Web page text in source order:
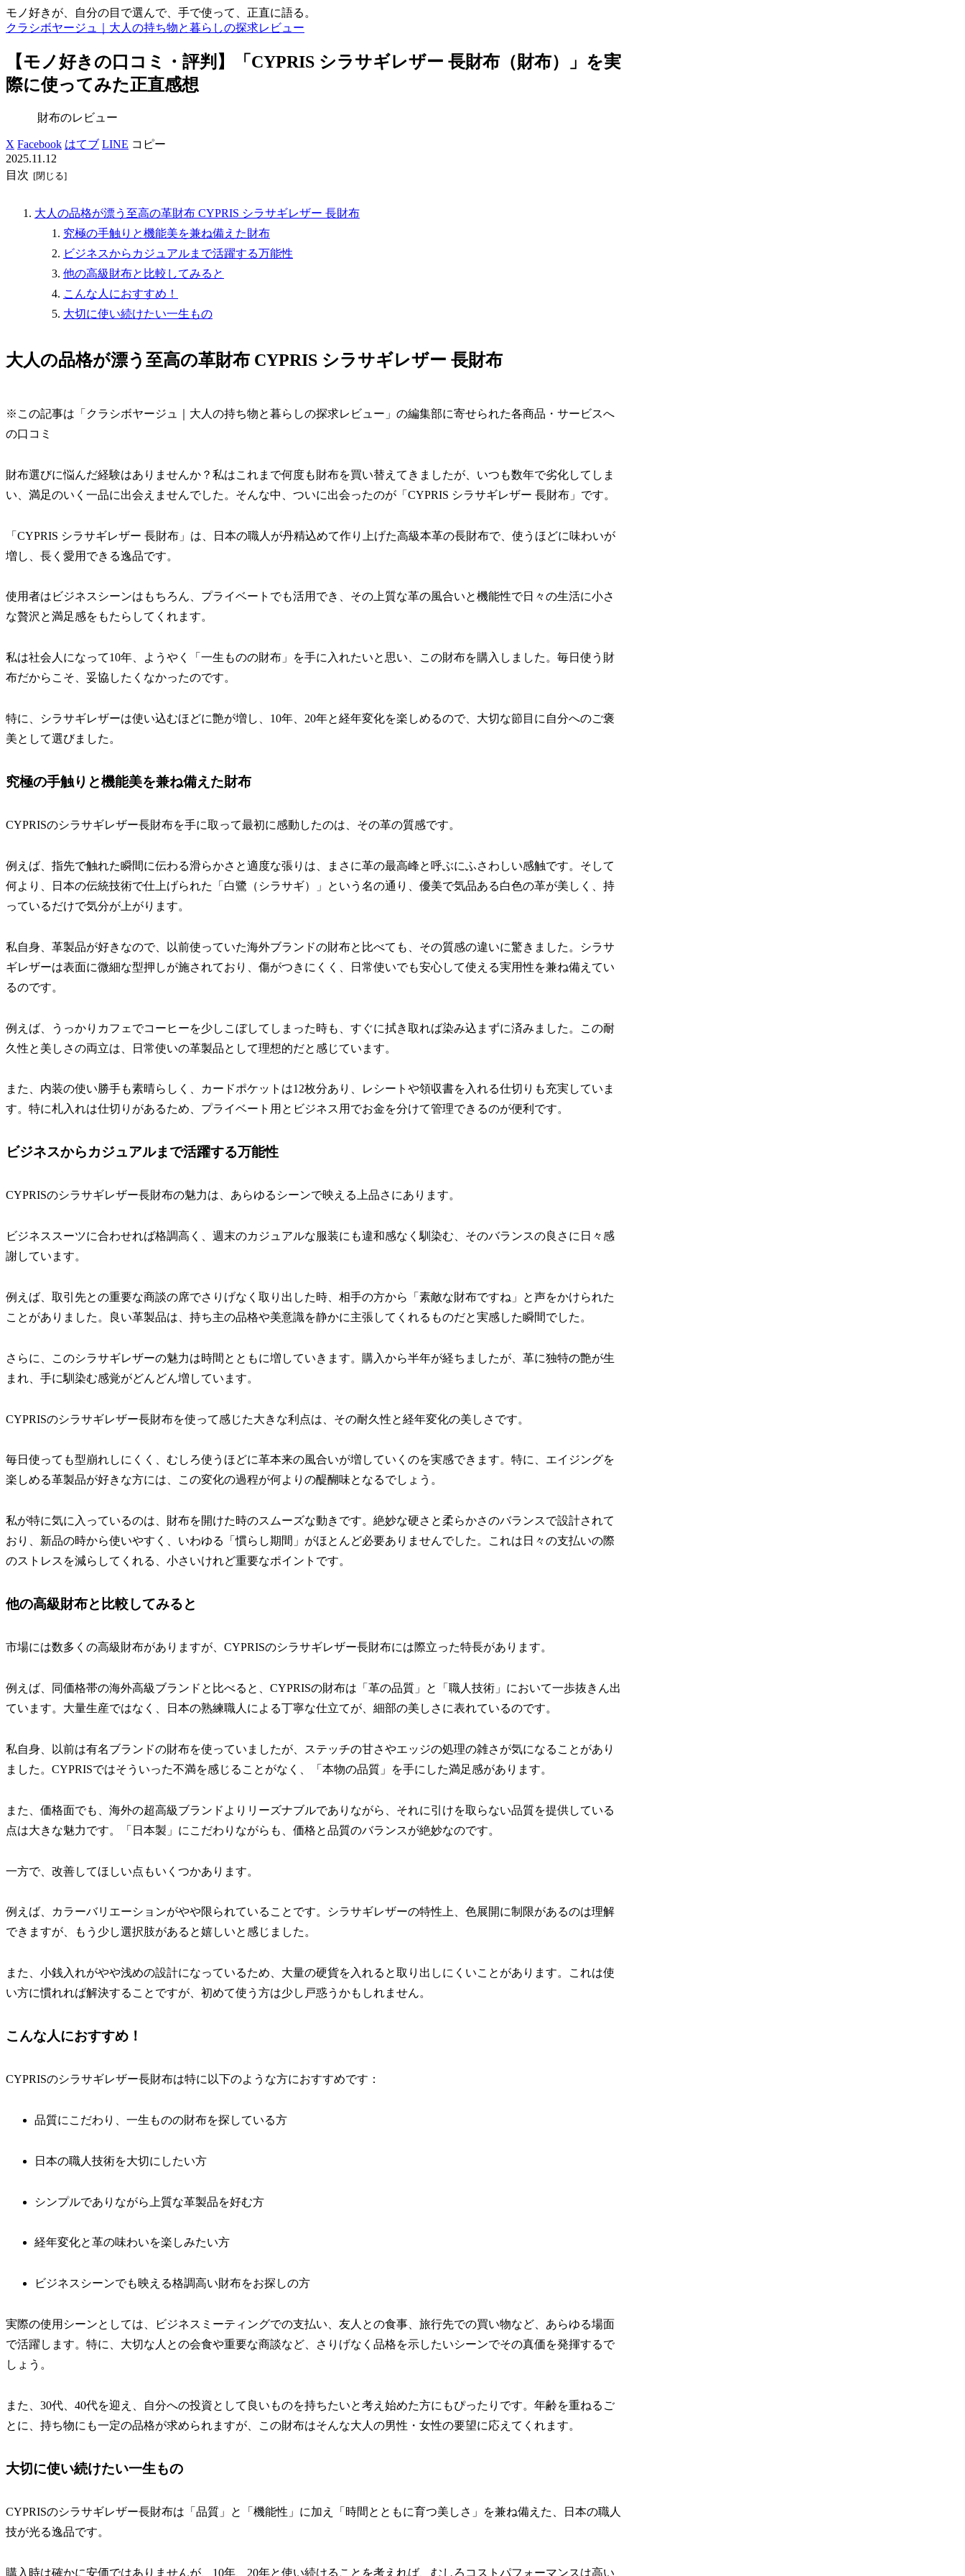
モノ好きが、自分の目で選んで、手で使って、正直に語る。
クラシボヤージュ｜大人の持ち物と暮らしの探求レビュー
【モノ好きの口コミ・評判】「CYPRIS シラサギレザー 長財布（財布）」を実
際に使ってみた正直感想
財布のレビュー
X Facebook はてブ LINE コピー
2025.11.12
目次
大人の品格が漂う至高の革財布 CYPRIS シラサギレザー 長財布
究極の手触りと機能美を兼ね備えた財布
ビジネスからカジュアルまで活躍する万能性
他の高級財布と比較してみると
こんな人におすすめ！
大切に使い続けたい一生もの
大人の品格が漂う至高の革財布 CYPRIS シラサギレザー 長財布
※この記事は「クラシボヤージュ｜大人の持ち物と暮らしの探求レビュー」の編集部に寄せられた各商品・サービスへ
の口コミ
財布選びに悩んだ経験はありませんか？私はこれまで何度も財布を買い替えてきましたが、いつも数年で劣化してしま
い、満足のいく一品に出会えませんでした。そんな中、ついに出会ったのが「CYPRIS シラサギレザー 長財布」です。
「CYPRIS シラサギレザー 長財布」は、日本の職人が丹精込めて作り上げた高級本革の長財布で、使うほどに味わいが
増し、長く愛用できる逸品です。
使用者はビジネスシーンはもちろん、プライベートでも活用でき、その上質な革の風合いと機能性で日々の生活に小さ
な贅沢と満足感をもたらしてくれます。
私は社会人になって10年、ようやく「一生ものの財布」を手に入れたいと思い、この財布を購入しました。毎日使う財
布だからこそ、妥協したくなかったのです。
特に、シラサギレザーは使い込むほどに艶が増し、10年、20年と経年変化を楽しめるので、大切な節目に自分へのご褒
美として選びました。
究極の手触りと機能美を兼ね備えた財布
CYPRISのシラサギレザー長財布を手に取って最初に感動したのは、その革の質感です。
例えば、指先で触れた瞬間に伝わる滑らかさと適度な張りは、まさに革の最高峰と呼ぶにふさわしい感触です。そして
何より、日本の伝統技術で仕上げられた「白鷺（シラサギ）」という名の通り、優美で気品ある白色の革が美しく、持
っているだけで気分が上がります。
私自身、革製品が好きなので、以前使っていた海外ブランドの財布と比べても、その質感の違いに驚きました。シラサ
ギレザーは表面に微細な型押しが施されており、傷がつきにくく、日常使いでも安心して使える実用性を兼ね備えてい
るのです。
例えば、うっかりカフェでコーヒーを少しこぼしてしまった時も、すぐに拭き取れば染み込まずに済みました。この耐
久性と美しさの両立は、日常使いの革製品として理想的だと感じています。
また、内装の使い勝手も素晴らしく、カードポケットは12枚分あり、レシートや領収書を入れる仕切りも充実していま
す。特に札入れは仕切りがあるため、プライベート用とビジネス用でお金を分けて管理できるのが便利です。
ビジネスからカジュアルまで活躍する万能性
CYPRISのシラサギレザー長財布の魅力は、あらゆるシーンで映える上品さにあります。
ビジネススーツに合わせれば格調高く、週末のカジュアルな服装にも違和感なく馴染む、そのバランスの良さに日々感
謝しています。
例えば、取引先との重要な商談の席でさりげなく取り出した時、相手の方から「素敵な財布ですね」と声をかけられた
ことがありました。良い革製品は、持ち主の品格や美意識を静かに主張してくれるものだと実感した瞬間でした。
さらに、このシラサギレザーの魅力は時間とともに増していきます。購入から半年が経ちましたが、革に独特の艶が生
まれ、手に馴染む感覚がどんどん増しています。
CYPRISのシラサギレザー長財布を使って感じた大きな利点は、その耐久性と経年変化の美しさです。
毎日使っても型崩れしにくく、むしろ使うほどに革本来の風合いが増していくのを実感できます。特に、エイジングを
楽しめる革製品が好きな方には、この変化の過程が何よりの醍醐味となるでしょう。
私が特に気に入っているのは、財布を開けた時のスムーズな動きです。絶妙な硬さと柔らかさのバランスで設計されて
おり、新品の時から使いやすく、いわゆる「慣らし期間」がほとんど必要ありませんでした。これは日々の支払いの際
のストレスを減らしてくれる、小さいけれど重要なポイントです。
他の高級財布と比較してみると
市場には数多くの高級財布がありますが、CYPRISのシラサギレザー長財布には際立った特長があります。
例えば、同価格帯の海外高級ブランドと比べると、CYPRISの財布は「革の品質」と「職人技術」において一歩抜きん出
ています。大量生産ではなく、日本の熟練職人による丁寧な仕立てが、細部の美しさに表れているのです。
私自身、以前は有名ブランドの財布を使っていましたが、ステッチの甘さやエッジの処理の雑さが気になることがあり
ました。CYPRISではそういった不満を感じることがなく、「本物の品質」を手にした満足感があります。
また、価格面でも、海外の超高級ブランドよりリーズナブルでありながら、それに引けを取らない品質を提供している
点は大きな魅力です。「日本製」にこだわりながらも、価格と品質のバランスが絶妙なのです。
一方で、改善してほしい点もいくつかあります。
例えば、カラーバリエーションがやや限られていることです。シラサギレザーの特性上、色展開に制限があるのは理解
できますが、もう少し選択肢があると嬉しいと感じました。
また、小銭入れがやや浅めの設計になっているため、大量の硬貨を入れると取り出しにくいことがあります。これは使
い方に慣れれば解決することですが、初めて使う方は少し戸惑うかもしれません。
こんな人におすすめ！
CYPRISのシラサギレザー長財布は特に以下のような方におすすめです：
品質にこだわり、一生ものの財布を探している方
日本の職人技術を大切にしたい方
シンプルでありながら上質な革製品を好む方
経年変化と革の味わいを楽しみたい方
ビジネスシーンでも映える格調高い財布をお探しの方
実際の使用シーンとしては、ビジネスミーティングでの支払い、友人との食事、旅行先での買い物など、あらゆる場面
で活躍します。特に、大切な人との会食や重要な商談など、さりげなく品格を示したいシーンでその真価を発揮するで
しょう。
また、30代、40代を迎え、自分への投資として良いものを持ちたいと考え始めた方にもぴったりです。年齢を重ねるご
とに、持ち物にも一定の品格が求められますが、この財布はそんな大人の男性・女性の要望に応えてくれます。
大切に使い続けたい一生もの
CYPRISのシラサギレザー長財布は「品質」と「機能性」に加え「時間とともに育つ美しさ」を兼ね備えた、日本の職人
技が光る逸品です。
購入時は確かに安価ではありませんが、10年、20年と使い続けることを考えれば、むしろコストパフォーマンスは高い